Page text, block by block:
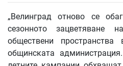
„Велинград отново се
сезонното зацветяване
обществени
общинската